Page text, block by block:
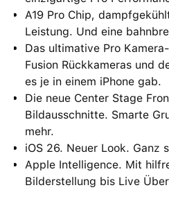
A19 Pro Chip,
Leistung. Und eine
Das ultimative Pro
Fusion Rückkameras und
es je in einem iPhone gab.
Die neue Center Stage
Bildausschnitte. Smarte
mehr.
iOS 26. Neuer Look. Ganz
Apple Intelligence. Mit
Bilderstellung bis Live